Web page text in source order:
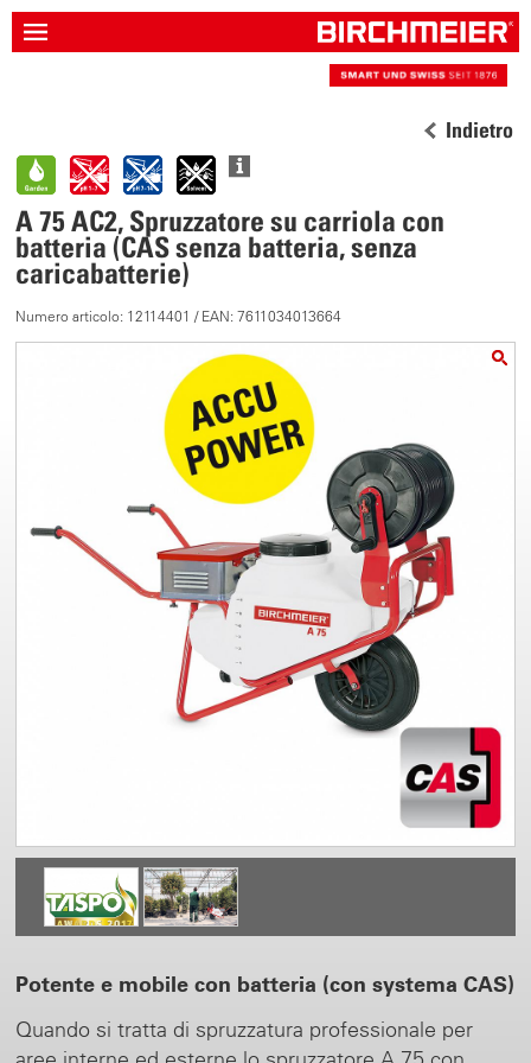
Indietro
A 75 AC2, Spruzzatore su carriola con
batteria (CAS senza batteria, senza
caricabatterie)
Numero articolo: 12114401 / EAN: 7611034013664
Potente e mobile con batteria (con systema CAS)
Quando si tratta di spruzzatura professionale per